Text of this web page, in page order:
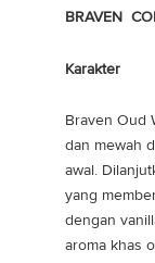
BRAVEN
Karakter
Braven Oud
dan mewah
awal.
yang
dengan
aroma khas